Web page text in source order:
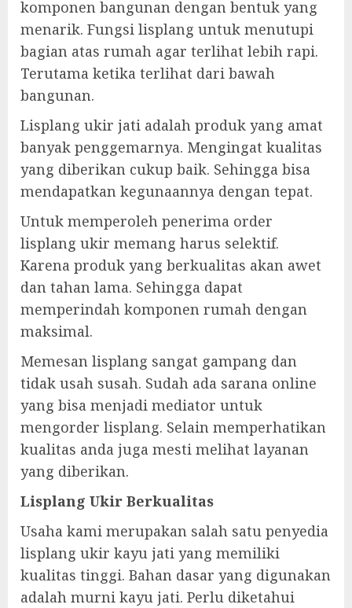
komponen bangunan dengan bentuk yang
menarik. Fungsi lisplang untuk menutupi
bagian atas rumah agar terlihat lebih rapi.
Terutama ketika terlihat dari bawah
bangunan.
Lisplang ukir jati adalah produk yang amat
banyak penggemarnya. Mengingat kualitas
yang diberikan cukup baik. Sehingga bisa
mendapatkan kegunaannya dengan tepat.
Untuk memperoleh penerima order
lisplang ukir memang harus selektif.
Karena produk yang berkualitas akan awet
dan tahan lama. Sehingga dapat
memperindah komponen rumah dengan
maksimal.
Memesan lisplang sangat gampang dan
tidak usah susah. Sudah ada sarana online
yang bisa menjadi mediator untuk
mengorder lisplang. Selain memperhatikan
kualitas anda juga mesti melihat layanan
yang diberikan.
Lisplang Ukir Berkualitas
Usaha kami merupakan salah satu penyedia
lisplang ukir kayu jati yang memiliki
kualitas tinggi. Bahan dasar yang digunakan
adalah murni kayu jati. Perlu diketahui